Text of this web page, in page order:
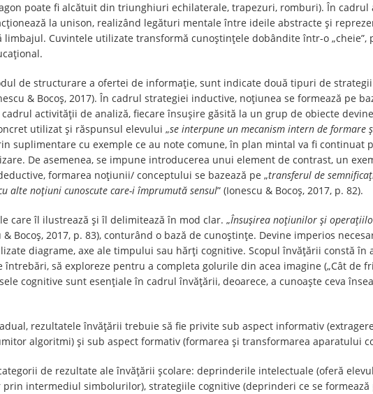
poate fi alcătuit din triunghiuri echilaterale, trapezuri, romburi). În
la unison, realizând legături mentale între ideile abstracte și
Cuvintele utilizate transformă cunoștințele dobândite într-o „cheie”,
de structurare a ofertei de informație, sunt indicate două tipuri de
& Bocoș, 2017). În cadrul strategiei inductive, noțiunea se formează pe
activității de analiză, fiecare însușire găsită la un grup de obiecte
utilizat și răspunsul elevului „se interpune un mecanism intern de formare
suplimentare cu exemple ce au note comune, în plan mintal va fi continuat
De asemenea, se impune introducerea unui element de contrast, un
formarea noțiunii/ conceptului se bazează pe „transferul de
alte noțiuni cunoscute care-i împrumută sensul” (Ionescu & Bocoș, 2017, p. 82).
care îl ilustrează și îl delimitează în mod clar. „Însușirea noțiunilor și
& Bocoș, 2017, p. 83), conturând o bază de cunoștințe. Devine imperios
diagrame, axe ale timpului sau hărți cognitive. Scopul învățării constă în
să exploreze pentru a completa golurile din acea imagine („Cât de
cognitive sunt esențiale în cadrul învățării, deoarece, a cunoaște ceva
rezultatele învățării trebuie să fie privite sub aspect informativ
algoritmi) și sub aspect formativ (formarea și transformarea aparatului
de rezultate ale învățării școlare: deprinderile intelectuale (oferă
intermediul simbolurilor), strategiile cognitive (deprinderi ce se formează